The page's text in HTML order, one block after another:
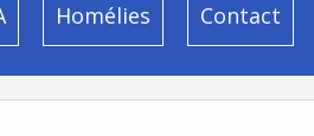
Homélies Contact